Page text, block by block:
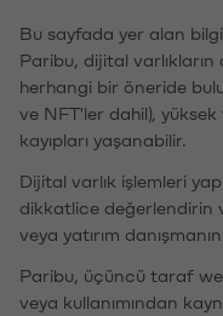
Bu sayfada yer alan
Paribu, dijital varlıkların
herhangi bir öneride
ve NFT'ler dahil),
kayıpları yaşanabilir.
Dijital varlık işlemleri
dikkatlice değerlendirin
veya yatırım
Paribu, üçüncü taraf
veya kullanımından